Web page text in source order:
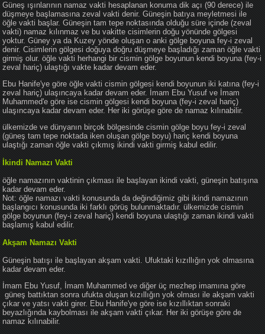
Güneş ışınlarının namaz vakti hesaplanan konuma dik açı (90 derece) ile
düşmeye başlamasına zeval vakti denir. Güneşin batıya meyletmesi ile
öğle vakti başlar. Güneşin tam tepe noktasında olduğu süre içinde (zeval
vakti) namaz kılınmaz ve bu vakitte cisimlerin doğu yönünde gölgesi
yoktur. Güney ya da Kuzey yönde oluşan o anki gölge boyuna fey-i zeval
denir. Cisimlerin gölgesi doğuya doğru düşmeye başladığı zaman öğle vakti
girmiş olur. öğle vakti herhangi bir cismin gölge boyunun kendi boyuna (fey-i
zeval hariç) ulaştığı vakte kadar devam eder.
Ebu Hanife'ye göre öğle vakti cismin gölgesi kendi boyunun iki katına (fey-i
zeval hariç) ulaşıncaya kadar devam eder. İmam Ebu Yusuf ve İmam
Muhammed'e göre ise cismin gölgesi kendi boyuna (fey-i zeval hariç)
ulaşıncaya kadar devam eder. Her iki görüşe göre de namaz kılınabilir.
ülkemizde ve dünyanın birçok bölgesinde cismin gölge boyu fey-i zeval
(güneş tam tepe noktada iken oluşan gölge boyu) hariç kendi boyuna
ulaştığı zaman öğle vakti çıkmış ikindi vakti girmiş kabul edilir.
İkindi Namazı Vakti
öğle namazının vaktinin çıkması ile başlayan ikindi vakti, güneşin batışına
kadar devam eder.
Not: öğle namazı vakti konusunda da değindiğimiz gibi ikindi namazının
başlangıcı konusunda iki farklı görüş bulunmaktadır. ülkemizde cismin
gölge boyunun (fey-i zeval hariç) kendi boyuna ulaştığı zaman ikindi vakti
başlamış kabul edilir.
Akşam Namazı Vakti
Güneşin batışı ile başlayan akşam vakti. Ufuktaki kızıllığın yok olmasına
kadar devam eder.
İmam Ebu Yusuf, İmam Muhammed ve diğer üç mezhep imamına göre
güneş battıktan sonra ufukta oluşan kızıllığın yok olması ile akşam vakti
çıkar ve yatsı vakti girer. Ebu Hanife'ye göre ise kızıllıktan sonraki
beyazlığında kaybolması ile akşam vakti çıkar. Her iki görüşe göre de
namaz kılınabilir.